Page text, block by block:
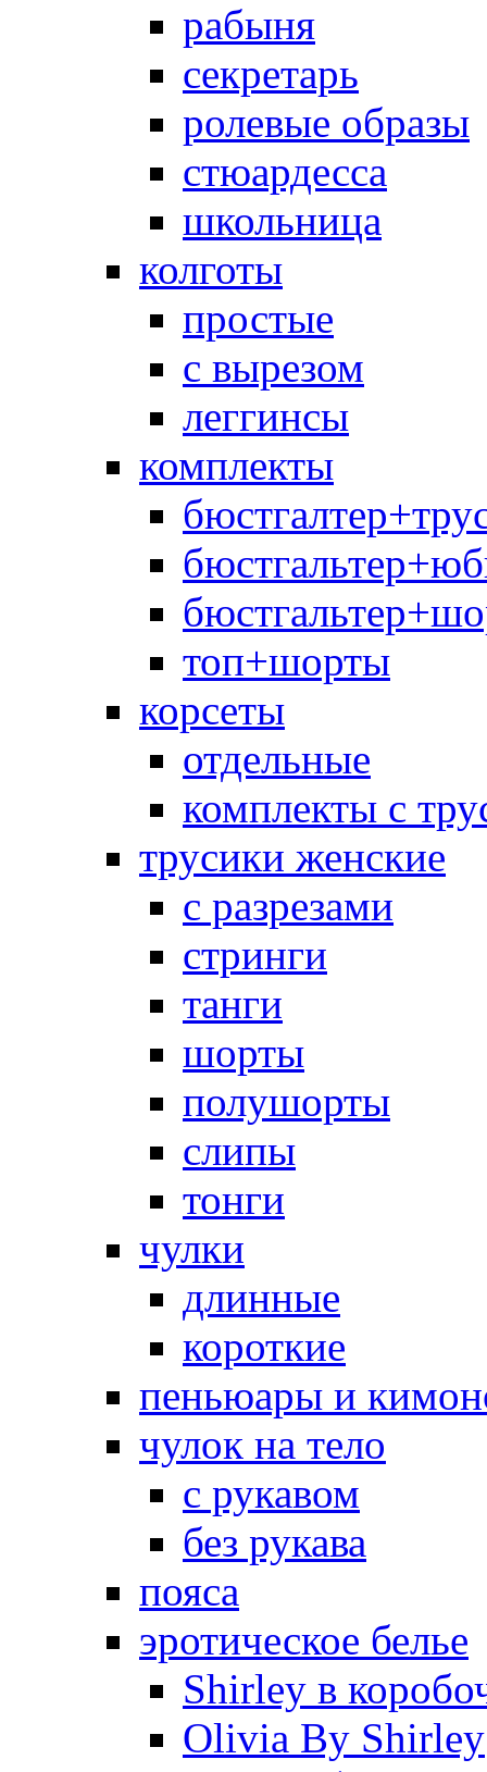
рабыня
секретарь
ролевые образы
стюардесса
школьница
колготы
простые
с вырезом
леггинсы
комплекты
топ+шорты
корсеты
отдельные
комплекты с
трусики женские
с разрезами
стринги
танги
шорты
полушорты
слипы
тонги
чулки
длинные
короткие
пеньюары и
чулок на тело
с рукавом
без рукава
пояса
эротическое белье
Shirley в
Olivia By Shirley